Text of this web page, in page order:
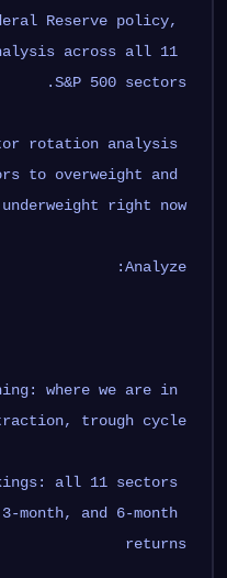
Reserve policy,
across all 11
S&P 500 sectors.
rotation analysis
to overweight and
underweight right now.
Analyze:
where we are in
trough cycle
all 11 sectors
month, and 6-month
returns